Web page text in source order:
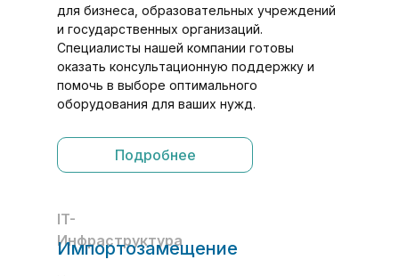
для бизнеса, образовательных учреждений
и государственных организаций.
Специалисты нашей компании готовы
оказать консультационную поддержку и
помочь в выборе оптимального
оборудования для ваших нужд.
IT-
Инфраструктура
Импортозамещение
Подробнее